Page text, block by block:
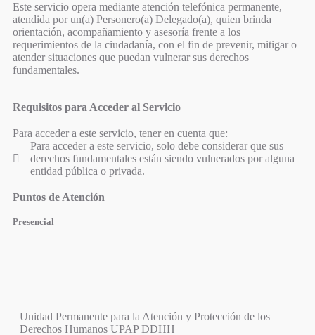
Este servicio opera mediante atención telefónica permanente,
atendida por un(a) Personero(a) Delegado(a), quien brinda
orientación, acompañamiento y asesoría frente a los
requerimientos de la ciudadanía, con el fin de prevenir, mitigar o
atender situaciones que puedan vulnerar sus derechos
fundamentales.
Requisitos para Acceder al Servicio
Para acceder a este servicio, tener en cuenta que:
Para acceder a este servicio, solo debe considerar que sus
derechos fundamentales están siendo vulnerados por alguna
entidad pública o privada.
Puntos de Atención
Presencial
Unidad Permanente para la Atención y Protección de los
Derechos Humanos UPAP DDHH